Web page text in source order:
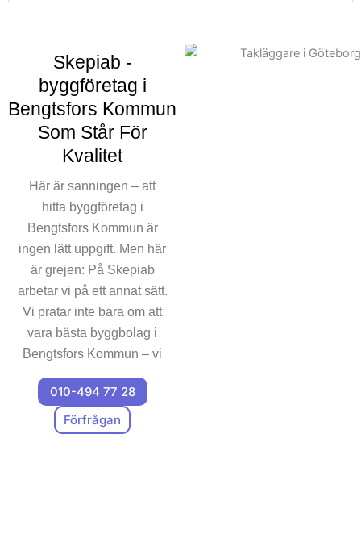
Skepiab -
byggföretag i
Bengtsfors Kommun
Som Står För
Kvalitet
Här är sanningen – att
hitta byggföretag i
Bengtsfors Kommun är
ingen lätt uppgift. Men här
är grejen: På Skepiab
arbetar vi på ett annat sätt.
Vi pratar inte bara om att
vara bästa byggbolag i
Bengtsfors Kommun – vi
demonstrerar det, uppdrag
efter uppdrag. Föreställ
dig ett team som är
besatta av detaljer och
010-494 77 28
Förfrågan